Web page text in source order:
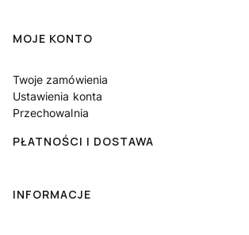
MOJE KONTO
Twoje zamówienia
Ustawienia konta
Przechowalnia
PŁATNOŚCI I DOSTAWA
INFORMACJE